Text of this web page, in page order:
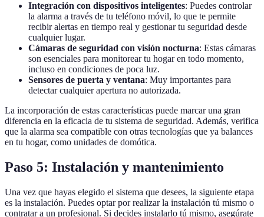
Integración con dispositivos inteligentes: Puedes controlar
la alarma a través de tu teléfono móvil, lo que te permite
recibir alertas en tiempo real y gestionar tu seguridad desde
cualquier lugar.
Cámaras de seguridad con visión nocturna: Estas cámaras
son esenciales para monitorear tu hogar en todo momento,
incluso en condiciones de poca luz.
Sensores de puerta y ventana: Muy importantes para
detectar cualquier apertura no autorizada.
La incorporación de estas características puede marcar una gran
diferencia en la eficacia de tu sistema de seguridad. Además, verifica
que la alarma sea compatible con otras tecnologías que ya balances
en tu hogar, como unidades de domótica.
Paso 5: Instalación y mantenimiento
Una vez que hayas elegido el sistema que desees, la siguiente etapa
es la instalación. Puedes optar por realizar la instalación tú mismo o
contratar a un profesional. Si decides instalarlo tú mismo, asegúrate